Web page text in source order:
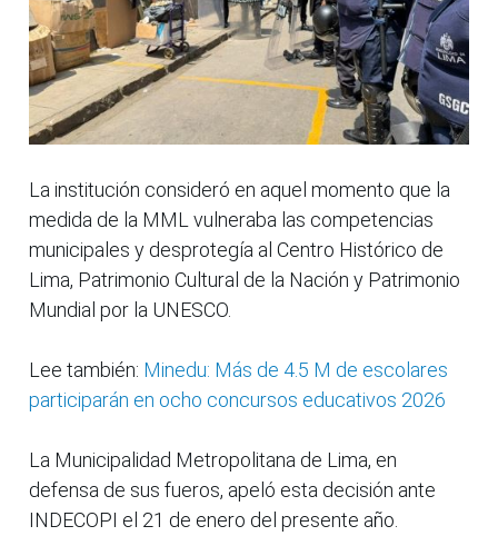
La institución consideró en aquel momento que la
medida de la MML vulneraba las competencias
municipales y desprotegía al Centro Histórico de
Lima, Patrimonio Cultural de la Nación y Patrimonio
Mundial por la UNESCO.
Lee también: Minedu: Más de 4.5 M de escolares
participarán en ocho concursos educativos 2026
La Municipalidad Metropolitana de Lima, en
defensa de sus fueros, apeló esta decisión ante
INDECOPI el 21 de enero del presente año.